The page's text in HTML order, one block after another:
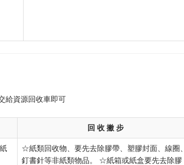
給資源回收車即可
回 收 撇 步
☆紙類回收物、要先去除膠帶、塑膠封面、線圈、
釘書針等非紙類物品。 ☆紙箱或紙盒要先去除膠